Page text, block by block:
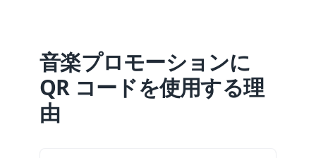
音楽プロモーションに
QR コードを使用する理
由